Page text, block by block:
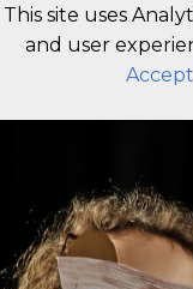
This site uses
and user
Accept